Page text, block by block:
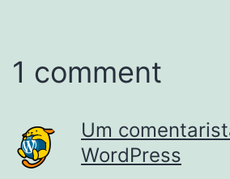
1 comment
Um
WordPress